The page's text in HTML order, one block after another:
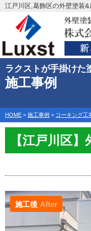
江戸川区,葛飾区の外壁塗装
ラクストが手掛けた
施工事例
HOME > 施工事例 > コーキング工
【江戸川区
施工後 After